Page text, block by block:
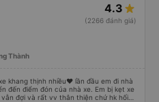
4.3
(2266 đánh giá)
Thành
khang thịnh nhiều❤️ lần đầu em đi nhà
đến điểm đón của nhà xe. Em bị kẹt xe
đợi và rất vv thân thiện chứ hk hối